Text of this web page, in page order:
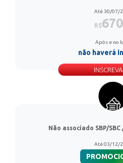
Até 30/07/
R$670
Após e no
não haverá
Não associado SBP/
Até 03/12/